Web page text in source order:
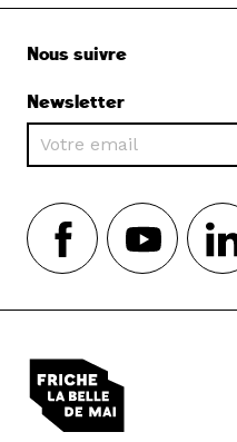
Nous suivre
Newsletter